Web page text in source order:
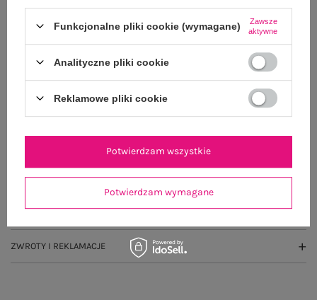
Zamów w ciągu02:24:50 sek.,
a wyślemy
jeszcze dzisiaj!
100 dni na zwrot
OPINIE O PRODUKCIE (1)
WYSYŁKA I DOSTAWA
ZWROTY I REKLAMACJE
Funkcjonalne pliki cookie (wymagane)
Zawsze
aktywne
Analityczne pliki cookie
Reklamowe pliki cookie
Potwierdzam wymagane
Potwierdzam wszystkie